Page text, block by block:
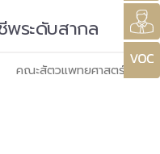
ระดับสากล
คณะสัตวแพทยศาสตร์